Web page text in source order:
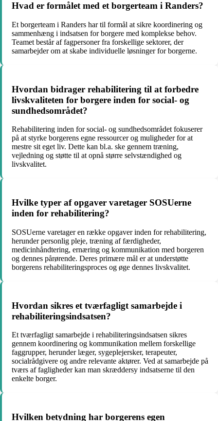
Hvad er formålet med et borgerteam i Randers?
Et borgerteam i Randers har til formål at sikre koordinering og
sammenhæng i indsatsen for borgere med komplekse behov.
Teamet består af fagpersoner fra forskellige sektorer, der
samarbejder om at skabe individuelle løsninger for borgerne.
Hvordan bidrager rehabilitering til at forbedre
livskvaliteten for borgere inden for social- og
sundhedsområdet?
Rehabilitering inden for social- og sundhedsområdet fokuserer
på at styrke borgerens egne ressourcer og muligheder for at
mestre sit eget liv. Dette kan bl.a. ske gennem træning,
vejledning og støtte til at opnå større selvstændighed og
livskvalitet.
Hvilke typer af opgaver varetager SOSUerne
inden for rehabilitering?
SOSUerne varetager en række opgaver inden for rehabilitering,
herunder personlig pleje, træning af færdigheder,
medicinhåndtering, ernæring og kommunikation med borgeren
og dennes pårørende. Deres primære mål er at understøtte
borgerens rehabiliteringsproces og øge dennes livskvalitet.
Hvordan sikres et tværfagligt samarbejde i
rehabiliteringsindsatsen?
Et tværfagligt samarbejde i rehabiliteringsindsatsen sikres
gennem koordinering og kommunikation mellem forskellige
faggrupper, herunder læger, sygeplejersker, terapeuter,
socialrådgivere og andre relevante aktører. Ved at samarbejde på
tværs af fagligheder kan man skræddersy indsatserne til den
enkelte borger.
Hvilken betydning har borgerens egen